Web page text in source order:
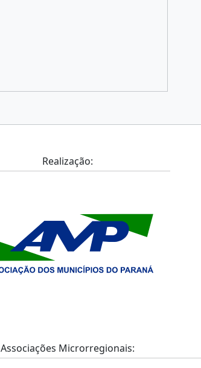
Realização:
Associações Microrregionais: